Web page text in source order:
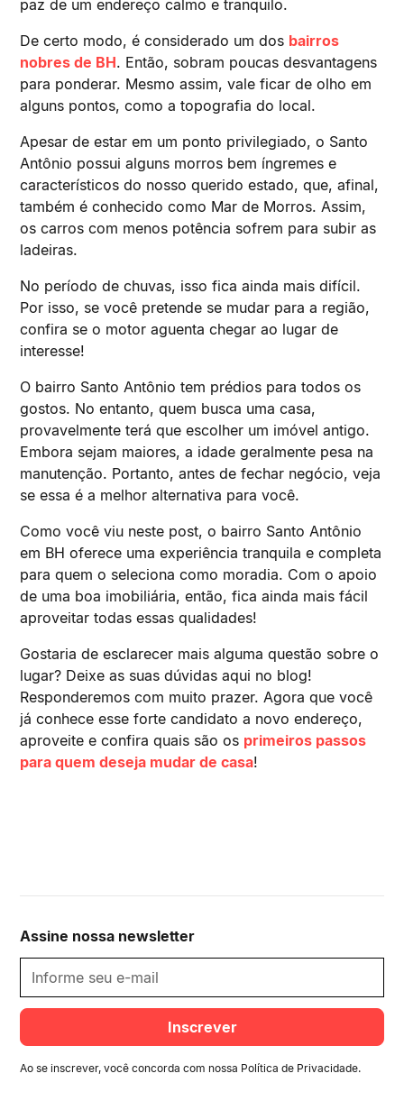
paz de um endereço calmo e tranquilo.
De certo modo, é considerado um dos bairros
nobres de BH. Então, sobram poucas desvantagens
para ponderar. Mesmo assim, vale ficar de olho em
alguns pontos, como a topografia do local.
Apesar de estar em um ponto privilegiado, o Santo
Antônio possui alguns morros bem íngremes e
característicos do nosso querido estado, que, afinal,
também é conhecido como Mar de Morros. Assim,
os carros com menos potência sofrem para subir as
ladeiras.
No período de chuvas, isso fica ainda mais difícil.
Por isso, se você pretende se mudar para a região,
confira se o motor aguenta chegar ao lugar de
interesse!
O bairro Santo Antônio tem prédios para todos os
gostos. No entanto, quem busca uma casa,
provavelmente terá que escolher um imóvel antigo.
Embora sejam maiores, a idade geralmente pesa na
manutenção. Portanto, antes de fechar negócio, veja
se essa é a melhor alternativa para você.
Como você viu neste post, o bairro Santo Antônio
em BH oferece uma experiência tranquila e completa
para quem o seleciona como moradia. Com o apoio
de uma boa imobiliária, então, fica ainda mais fácil
aproveitar todas essas qualidades!
Gostaria de esclarecer mais alguma questão sobre o
lugar? Deixe as suas dúvidas aqui no blog!
Responderemos com muito prazer. Agora que você
já conhece esse forte candidato a novo endereço,
aproveite e confira quais são os primeiros passos
para quem deseja mudar de casa!
Assine nossa newsletter
Ao se inscrever, você concorda com nossa Política de Privacidade.